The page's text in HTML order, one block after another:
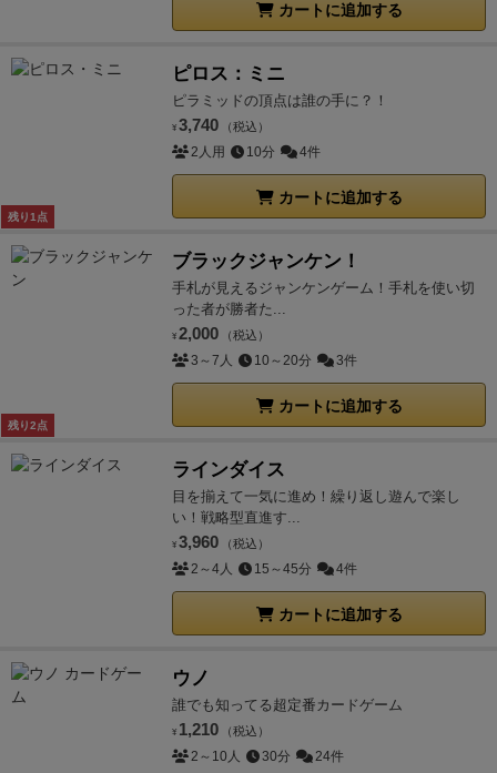
カートに追加する
残り1点
ピロス：ミニ
ピラミッドの頂点は誰の手に？！
¥ 3,740 （税込）
2人用 10分 4件
カートに追加する
残り2点
ブラックジャンケン！
手札が見えるジャンケンゲーム！手札を使い切
った者が勝者た...
¥ 2,000 （税込）
3～7人 10～20分 3件
カートに追加する
ラインダイス
目を揃えて一気に進め！繰り返し遊んで楽し
い！戦略型直進す...
¥ 3,960 （税込）
2～4人 15～45分 4件
カートに追加する
ウノ
誰でも知ってる超定番カードゲーム
¥ 1,210 （税込）
2～10人 30分 24件